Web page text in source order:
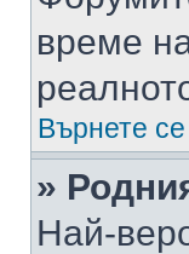
време
Върнете
»
Най-